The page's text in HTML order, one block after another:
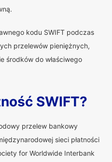
kodu SWIFT podczas
przelewów pieniężnych,
środków do właściwego
SWIFT?
przelew bankowy
sieci płatności
for Worldwide Interbank